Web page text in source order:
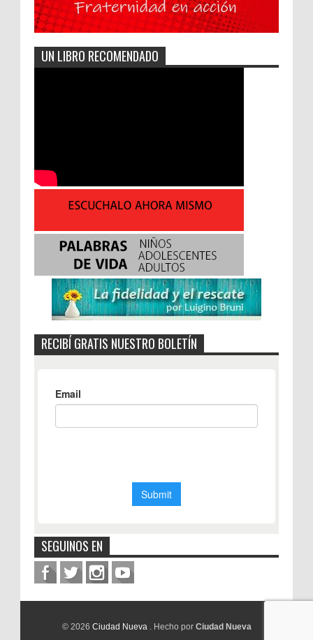
UN LIBRO RECOMENDADO
RECIBÍ GRATIS NUESTRO BOLETÍN
SEGUINOS EN
© 2026 Ciudad Nueva . Hecho por Ciudad Nueva